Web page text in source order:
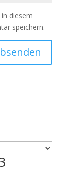
diesem
speichern.